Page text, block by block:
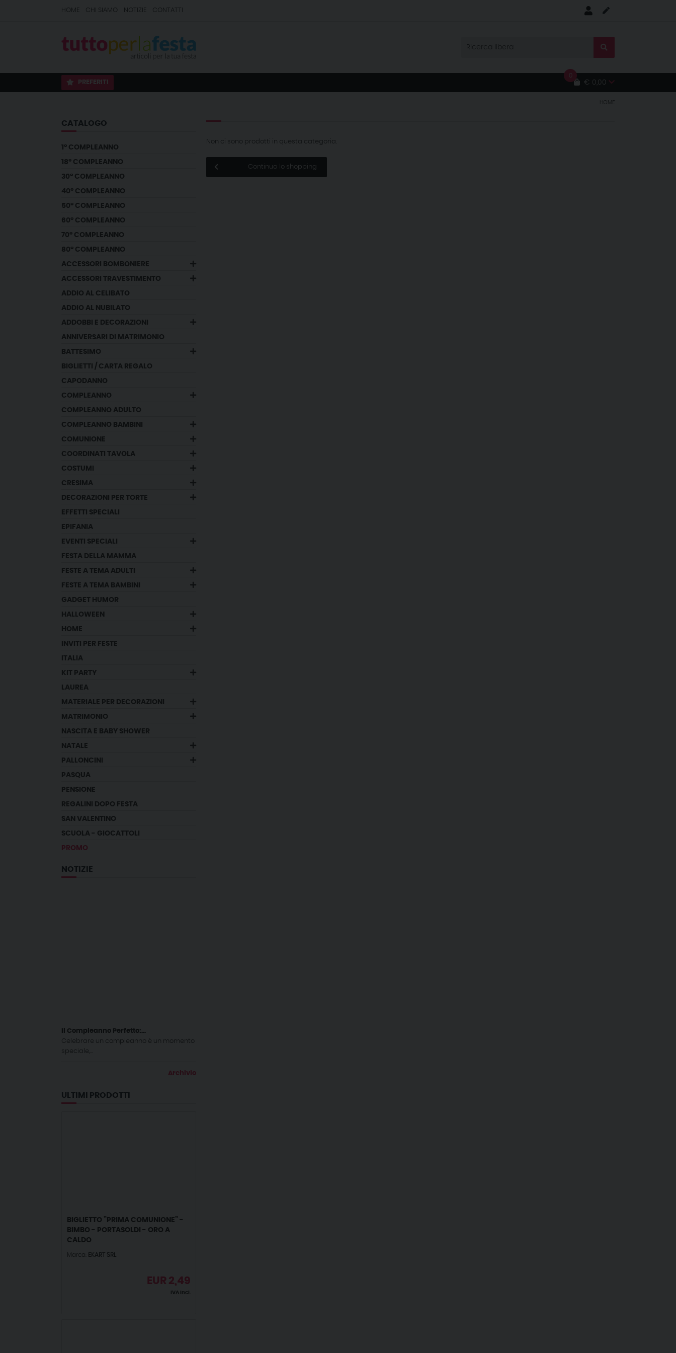
HOME CHI SIAMO NOTIZIE CONTATTI
PREFERITI
0
€ 0,00
HOME
CATALOGO
1° COMPLEANNO
18° COMPLEANNO
30° COMPLEANNO
40° COMPLEANNO
50° COMPLEANNO
60° COMPLEANNO
70° COMPLEANNO
80° COMPLEANNO
ACCESSORI BOMBONIERE
ACCESSORI TRAVESTIMENTO
ADDIO AL CELIBATO
ADDIO AL NUBILATO
ADDOBBI E DECORAZIONI
ANNIVERSARI DI MATRIMONIO
BATTESIMO
BIGLIETTI / CARTA REGALO
CAPODANNO
COMPLEANNO
COMPLEANNO ADULTO
COMPLEANNO BAMBINI
COMUNIONE
COORDINATI TAVOLA
COSTUMI
CRESIMA
DECORAZIONI PER TORTE
EFFETTI SPECIALI
EPIFANIA
EVENTI SPECIALI
FESTA DELLA MAMMA
FESTE A TEMA ADULTI
FESTE A TEMA BAMBINI
GADGET HUMOR
HALLOWEEN
HOME
INVITI PER FESTE
ITALIA
KIT PARTY
LAUREA
MATERIALE PER DECORAZIONI
MATRIMONIO
NASCITA E BABY SHOWER
NATALE
PALLONCINI
PASQUA
PENSIONE
REGALINI DOPO FESTA
SAN VALENTINO
SCUOLA - GIOCATTOLI
PROMO
NOTIZIE
Il Compleanno Perfetto:...
Celebrare un compleanno è un momento
speciale,...
Archivio
ULTIMI PRODOTTI
BIGLIETTO ”PRIMA COMUNIONE” -
BIMBO - PORTASOLDI - ORO A
CALDO
Marca: EKART SRL
EUR 2,49
IVA incl.
Non ci sono prodotti in questa categoria.
Continua lo shopping